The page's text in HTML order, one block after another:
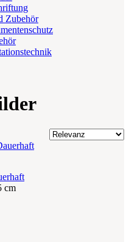
Zubehör
cm